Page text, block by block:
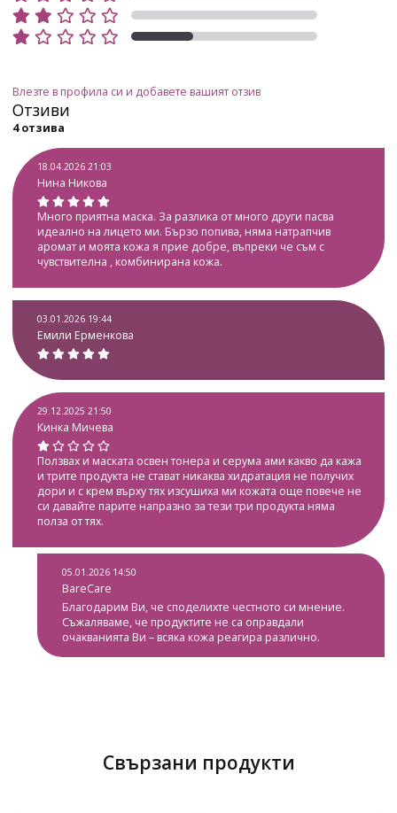
Отзиви
4 отзива
18.04.2026 21:03
Нина Никова
Много приятна маска. За разлика от много други пасва
идеално на лицето ми. Бързо попива, няма натрапчив
аромат и моята кожа я прие добре, въпреки че съм с
чувствителна , комбинирана кожа.
03.01.2026 19:44
Емили Ерменкова
29.12.2025 21:50
Кинка Мичева
Ползвах и маската освен тонера и серума ами какво да кажа
и трите продукта не стават никаква хидратация не получих
дори и с крем върху тях изсушиха ми кожата още повече не
си давайте парите напразно за тези три продукта няма
полза от тях.
05.01.2026 14:50
BareCare
Благодарим Ви, че споделихте честното си мнение.
Съжаляваме, че продуктите не са оправдали
очакванията Ви – всяка кожа реагира различно.
Влезте в профила си и добавете вашият отзив
Свързани продукти